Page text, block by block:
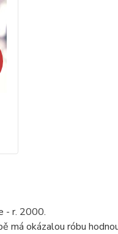
- r. 2000.
má okázalou róbu